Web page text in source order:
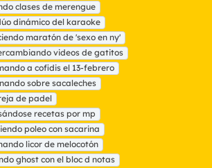
clases de merengue
dinámico del karaoke
maratón de 'sexo en ny'
videos de gatitos
a cofidis el 13-febrero
sobre sacaleches
de padel
recetas por mp
poleo con sacarina
licor de melocotón
ghost con el bloc d notas